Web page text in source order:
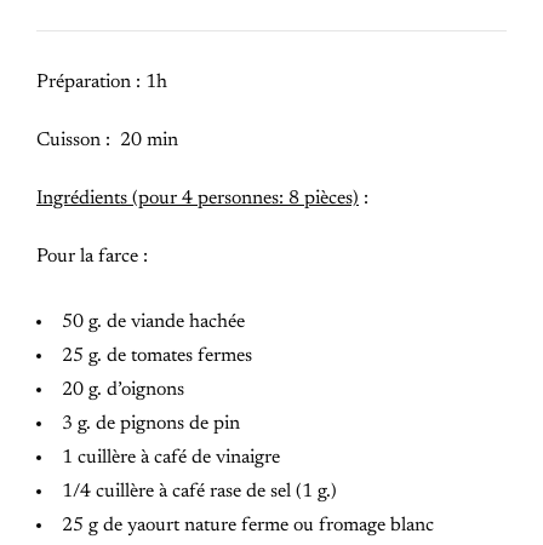
Préparation : 1h
Cuisson : 20 min
Ingrédients (pour 4 personnes: 8 pièces) :
Pour la farce :
50 g. de viande hachée
25 g. de tomates fermes
20 g. d’oignons
3 g. de pignons de pin
1 cuillère à café de vinaigre
1/4 cuillère à café rase de sel (1 g.)
25 g de yaourt nature ferme ou fromage blanc